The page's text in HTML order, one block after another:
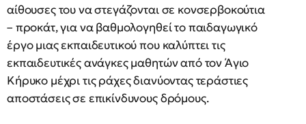
αίθουσες του να στεγάζονται σε κονσερβοκούτια
– προκάτ, για να βαθμολογηθεί το παιδαγωγικό
έργο μιας εκπαιδευτικού που καλύπτει τις
εκπαιδευτικές ανάγκες μαθητών από τον Άγιο
Κήρυκο μέχρι τις ράχες διανύοντας τεράστιες
αποστάσεις σε επικίνδυνους δρόμους.